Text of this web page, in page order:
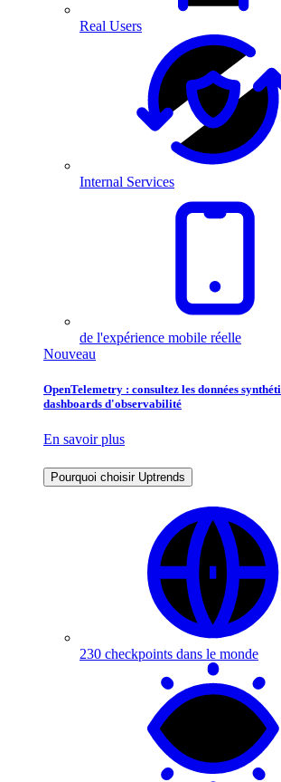
Real Users
Internal Services
de l'expérience mobile réelle
Nouveau
OpenTelemetry : consultez les données
dashboards d'observabilité
En savoir plus
Pourquoi choisir Uptrends
230 checkpoints dans le monde